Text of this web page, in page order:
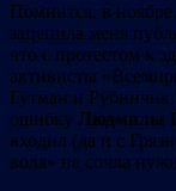
Помнится, в
зацепила меня
что с протестом к
активисты
Гутман и Рубинчик.
ошибку Людмилы
входил (да и с
воля» не сочла